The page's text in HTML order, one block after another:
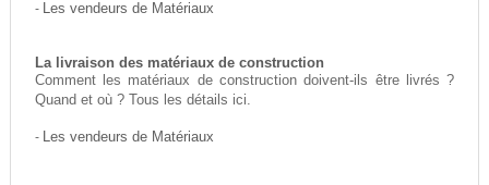
- Les vendeurs de Matériaux
La livraison des matériaux de construction
Comment les matériaux de construction doivent-ils être livrés ?
Quand et où ? Tous les détails ici.
- Les vendeurs de Matériaux